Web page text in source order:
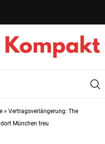
» Vertragsverlängerung: The
München treu